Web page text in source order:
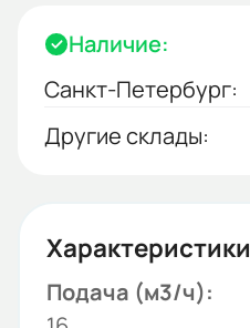
Наличие:
Санкт-Петербург:
Другие склады:
Характеристики
Подача (м3/ч):